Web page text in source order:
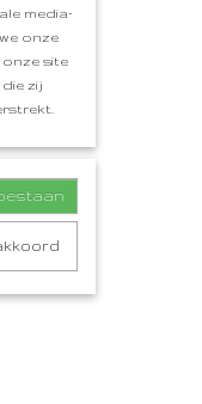
media-
onze
site
zij